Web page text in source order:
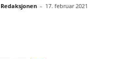
Redaksjonen - 17. februar 2021